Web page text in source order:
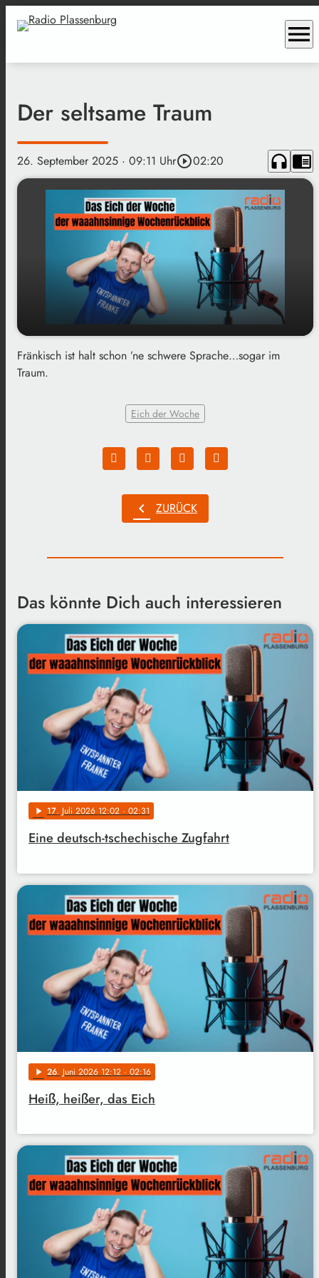
menu
Der seltsame Traum
26. September 2025 · 09:11 Uhrplay_circle_outline02:20 headphones chrome_reader_mode
play_arrow Der seltsame Traum
Fränkisch ist halt schon ’ne schwere Sprache…sogar im
Traum.
Eich der Woche
chevron_left ZURÜCK
Das könnte Dich auch interessieren
play_arrow 17. Juli 2026 12:02 · 02:31
Eine deutsch-tschechische Zugfahrt
play_arrow 26. Juni 2026 12:12 · 02:16
Heiß, heißer, das Eich